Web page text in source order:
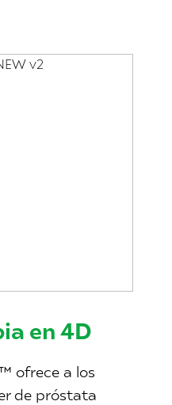
en 4D
ofrece a los
de próstata